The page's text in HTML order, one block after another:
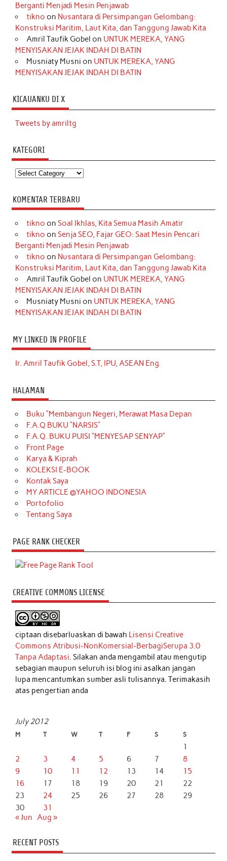
Berganti Menjadi Mesin Penjawab
tikno on Nusantara di Persimpangan Gelombang:
Konstruksi Maritim, Laut Kita, dan Tanggung Jawab Kita
Amril Taufik Gobel on UNTUK MEREKA, YANG
MENYISAKAN JEJAK INDAH DI BATIN
Musniaty Musni on UNTUK MEREKA, YANG
MENYISAKAN JEJAK INDAH DI BATIN
KICAUANKU DI X
Tweets by amriltg
KATEGORI
Kategori
KOMENTAR TERBARU
tikno on Soal Ikhlas, Kita Semua Masih Amatir
tikno on Senja SEO, Fajar GEO: Saat Mesin Pencari
Berganti Menjadi Mesin Penjawab
tikno on Nusantara di Persimpangan Gelombang:
Konstruksi Maritim, Laut Kita, dan Tanggung Jawab Kita
Amril Taufik Gobel on UNTUK MEREKA, YANG
MENYISAKAN JEJAK INDAH DI BATIN
Musniaty Musni on UNTUK MEREKA, YANG
MENYISAKAN JEJAK INDAH DI BATIN
MY LINKED IN PROFILE
Ir. Amril Taufik Gobel, S.T, IPU, ASEAN Eng.
HALAMAN
Buku “Membangun Negeri, Merawat Masa Depan
F.A.Q BUKU “NARSIS”
F.A.Q. BUKU PUISI “MENYESAP SENYAP”
Front Page
Karya & Kiprah
KOLEKSI E-BOOK
Kontak Saya
MY ARTICLE @YAHOO INDONESIA
Portofolio
Tentang Saya
PAGE RANK CHECKER
CREATIVE COMMONS LICENSE
ciptaan disebarluaskan di bawah Lisensi Creative
Commons Atribusi-NonKomersial-BerbagiSerupa 3.0
Tanpa Adaptasi. Silakan anda mengambil atau mengutip
sebagian maupun seluruh isi blog ini asalkan jangan
lupa mencantumkan sumber asli tulisannya. Terimakasih
atas pengertian anda
July 2012
M T W T F S S
1
2
3 4 5 6 7
8
9
10 11 12 13 14
15
16
17 18 19 20 21
22
23
24 25 26 27 28
29
30
31
« Jun Aug »
RECENT POSTS